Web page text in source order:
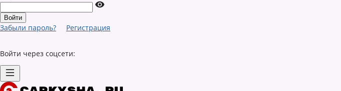
Забыли пароль? Регистрация
Войти через соцсети: